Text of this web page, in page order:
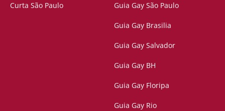
Curta São Paulo Guia Gay São Paulo
Guia Gay Brasilia
Guia Gay Salvador
Guia Gay BH
Guia Gay Floripa
Guia Gay Rio